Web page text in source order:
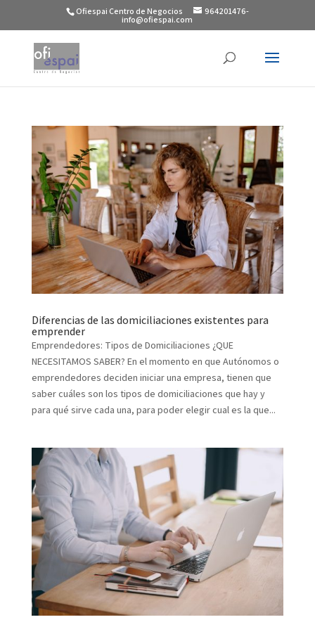
Ofiespai Centro de Negocios
964201476-
info@ofiespai.com
Diferencias de las domiciliaciones existentes para
emprender
Emprendedores: Tipos de Domiciliaciones ¿QUE
NECESITAMOS SABER? En el momento en que Autónomos o
emprendedores deciden iniciar una empresa, tienen que
saber cuáles son los tipos de domiciliaciones que hay y
para qué sirve cada una, para poder elegir cual es la que...